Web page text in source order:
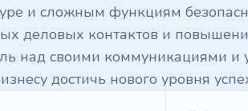
и сложным функциям
деловых контактов и
над своими коммуникациями и
достичь нового уровня